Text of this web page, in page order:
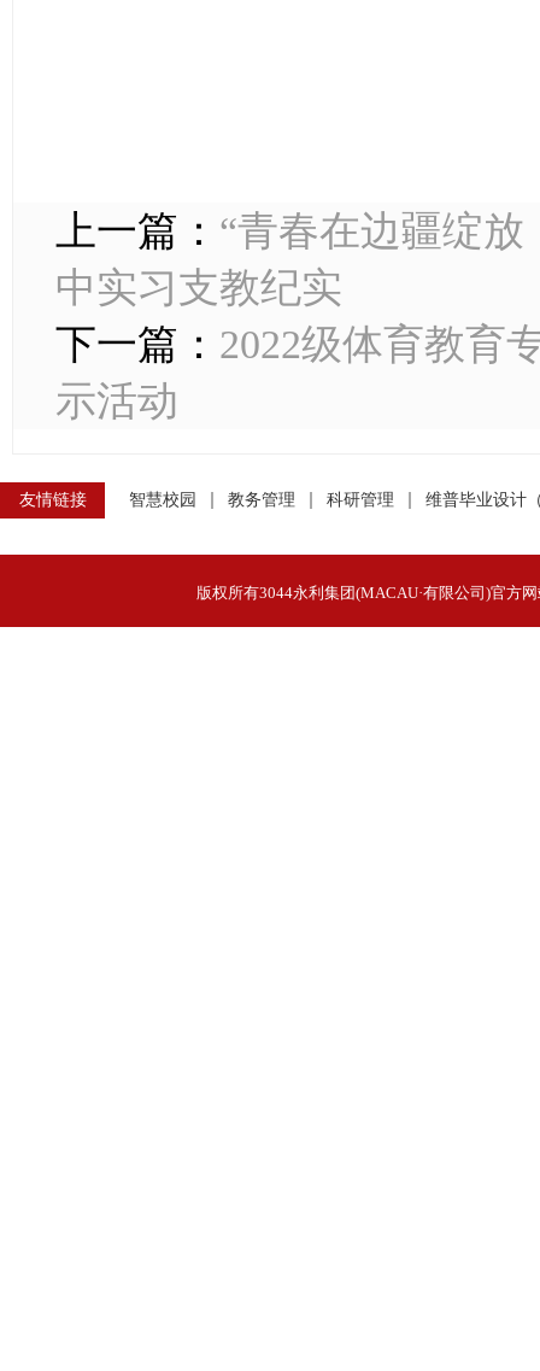
上一篇： “青春在边疆绽
中实习支教纪实
下一篇： 2022级体育教育
示活动
友情链接 智慧校园 教务管理 科研管理 维普毕业设计
版权所有3044永利集团(MACAU·有限公司)官方